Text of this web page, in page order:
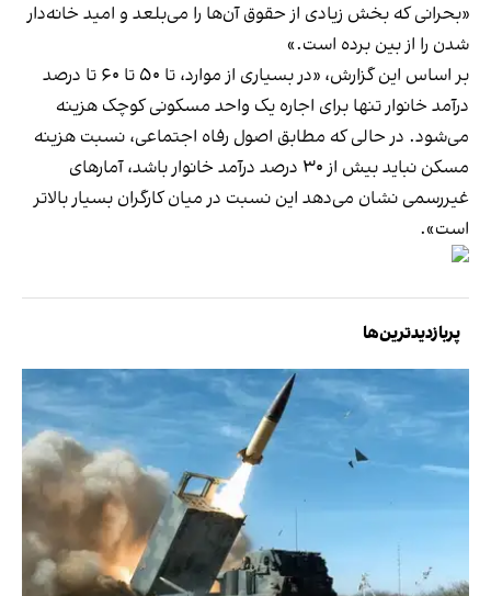
«بحرانی که بخش زیادی از حقوق آن‌ها را می‌بلعد و امید خانه‌دار
شدن را از بین برده است.»
بر اساس این گزارش، «در بسیاری از موارد، تا ۵۰ تا ۶۰ تا درصد
درآمد خانوار تنها برای اجاره یک واحد مسکونی کوچک هزینه
می‌شود. در حالی که مطابق اصول رفاه اجتماعی، نسبت هزینه
مسکن نباید بیش از ۳۰ درصد درآمد خانوار باشد، آمارهای
غیررسمی نشان می‌دهد این نسبت در میان کارگران بسیار بالاتر
است».
پربازدیدترین‌ها